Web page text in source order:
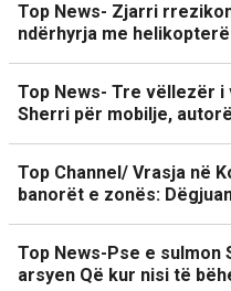
Top News- Zjarri
ndërhyrja me helikopterë
Top News- Tre vëllezër
Sherri për mobilje,
Top Channel/ Vrasja në
banorët e zonës:
Top News-Pse e sulmon
arsyen Që kur nisi të